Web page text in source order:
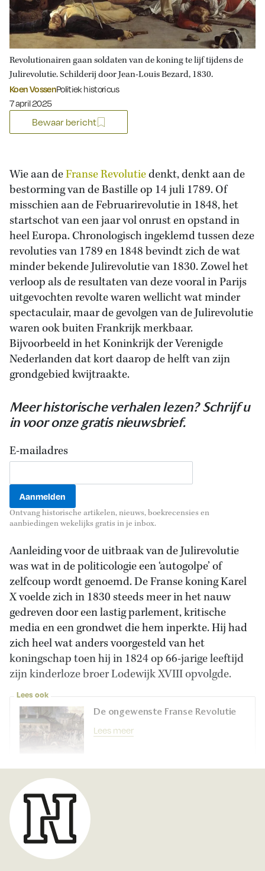
Revolutionairen gaan soldaten van de koning te lijf tijdens de
Julirevolutie. Schilderij door Jean-Louis Bezard, 1830.
Koen VossenPolitiek historicus
Gepubliceerd op:
7 april 2025
Bewaar bericht
Wie aan deFranse Revolutiedenkt, denkt aan de
bestorming van de Bastille op 14 juli 1789. Of
misschien aan de Februarirevolutie in 1848, het
startschot van een jaar vol onrust en opstand in
heel Europa. Chronologisch ingeklemd tussen deze
revoluties van 1789 en 1848 bevindt zich de wat
minder bekende Julirevolutie van 1830. Zowel het
verloop als de resultaten van deze vooral in Parijs
uitgevochten revolte waren wellicht wat minder
spectaculair, maar de gevolgen van de Julirevolutie
waren ook buiten Frankrijk merkbaar.
Bijvoorbeeld in het Koninkrijk der Verenigde
Nederlanden dat kort daarop de helft van zijn
grondgebied kwijtraakte.
Meer historische verhalen lezen? Schrijf u
in voor onze gratis nieuwsbrief.
E-mailadres
Ontvang historische artikelen, nieuws, boekrecensies en
aanbiedingen wekelijks gratis in je inbox.
Aanleiding voor de uitbraak van de Julirevolutie
was wat in de politicologie een ‘autogolpe’ of
zelfcoup wordt genoemd. De Franse koning Karel
X voelde zich in 1830 steeds meer in het nauw
gedreven door een lastig parlement, kritische
media en een grondwet die hem inperkte. Hij had
zich heel wat anders voorgesteld van het
koningschap toen hij in 1824 op 66-jarige leeftijd
zijn kinderloze broer Lodewijk XVIII opvolgde.
Lees ook
De ongewenste Franse Revolutie
Lees meer